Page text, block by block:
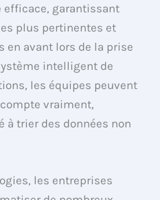
efficace, garantissant
plus pertinentes et
avant lors de la prise
intelligent de
les équipes peuvent
vraiment,
à trier des données non
les entreprises